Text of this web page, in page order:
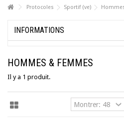
Protocoles Sportif (ve)
INFORMATIONS
HOMMES & FEMMES
Il y a 1 produit.